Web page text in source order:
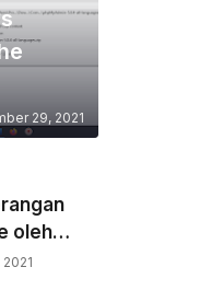
29, 2021
oleh
adalah